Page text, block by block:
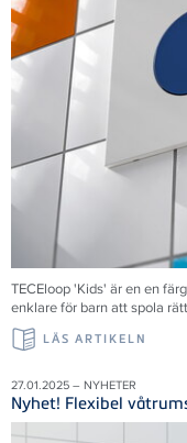
TECEloop 'Kids' är en en
enklare för barn att spola
LÄS ARTIKELN
27.01.2025 – NYHETER
Nyhet! Flexibel